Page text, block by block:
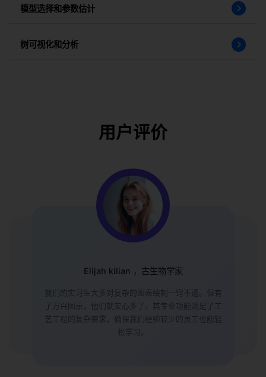
模型选择和参数估计
树可视化和分析
用户评价
Elijah kilian ，古生物学家
我们的实习生大多对复杂的图表绘制一窍不通。但有
了万兴图示，他们就安心多了。其专业功能满足了工
艺工程的复杂需求，确保我们经验较少的员工也能轻
松学习。